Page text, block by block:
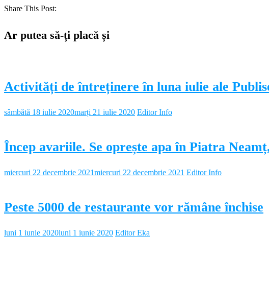
Share This Post:
Ar putea să-ți placă și
Activități de întreținere în luna iulie ale
sâmbătă 18 iulie 2020marți 21 iulie 2020 Editor Info
Încep avariile. Se oprește apa în Piatra
miercuri 22 decembrie 2021miercuri 22 decembrie 2021 Editor Info
Peste 5000 de restaurante vor rămâne închise
luni 1 iunie 2020luni 1 iunie 2020 Editor Eka